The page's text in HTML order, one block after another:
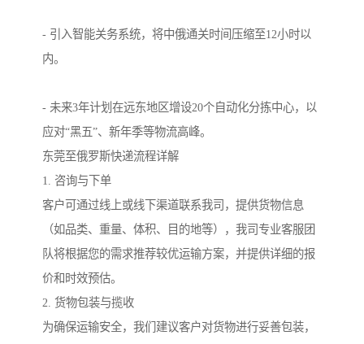
- 引入智能关务系统，将中俄通关时间压缩至12小时以
内。
- 未来3年计划在远东地区增设20个自动化分拣中心，以
应对“黑五”、新年季等物流高峰。
东莞至俄罗斯快递流程详解
1. 咨询与下单
客户可通过线上或线下渠道联系我司，提供货物信息
（如品类、重量、体积、目的地等），我司专业客服团
队将根据您的需求推荐较优运输方案，并提供详细的报
价和时效预估。
2. 货物包装与揽收
为确保运输安全，我们建议客户对货物进行妥善包装，